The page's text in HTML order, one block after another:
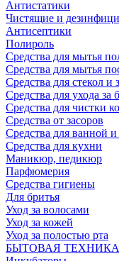
Антистатики
Чистящие и
Антисептики
Полироль
Средства для мытья
Средства для мытья
Средства для стекол и
Средства для ухода за
Средства для чистки
Средства от засоров
Средства для ванной
Средства для кухни
Маникюр, педикюр
Парфюмерия
Средства гигиены
Для бритья
Уход за волосами
Уход за кожей
Уход за полостью рта
БЫТОВАЯ ТЕХНИКА